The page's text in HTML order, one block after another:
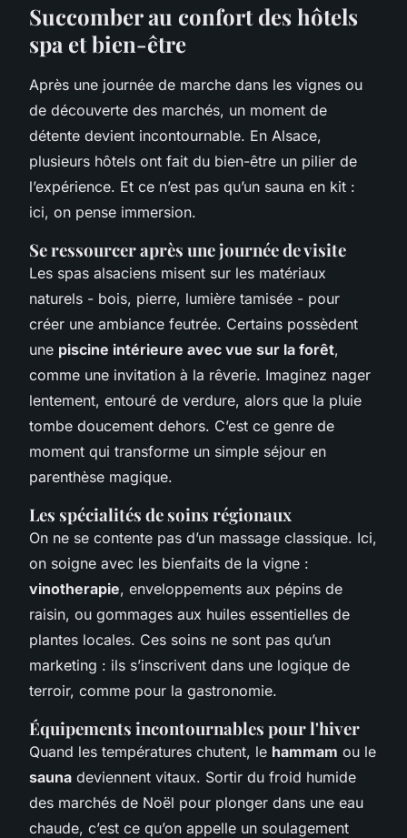
Succomber au confort des hôtels
spa et bien-être
Après une journée de marche dans les vignes ou
de découverte des marchés, un moment de
détente devient incontournable. En Alsace,
plusieurs hôtels ont fait du bien-être un pilier de
l’expérience. Et ce n’est pas qu’un sauna en kit :
ici, on pense immersion.
Se ressourcer après une journée de visite
Les spas alsaciens misent sur les matériaux
naturels - bois, pierre, lumière tamisée - pour
créer une ambiance feutrée. Certains possèdent
une piscine intérieure avec vue sur la forêt,
comme une invitation à la rêverie. Imaginez nager
lentement, entouré de verdure, alors que la pluie
tombe doucement dehors. C’est ce genre de
moment qui transforme un simple séjour en
parenthèse magique.
Les spécialités de soins régionaux
On ne se contente pas d’un massage classique. Ici,
on soigne avec les bienfaits de la vigne :
vinotherapie, enveloppements aux pépins de
raisin, ou gommages aux huiles essentielles de
plantes locales. Ces soins ne sont pas qu’un
marketing : ils s’inscrivent dans une logique de
terroir, comme pour la gastronomie.
Équipements incontournables pour l'hiver
Quand les températures chutent, le hammam ou le
sauna deviennent vitaux. Sortir du froid humide
des marchés de Noël pour plonger dans une eau
chaude, c’est ce qu’on appelle un soulagement